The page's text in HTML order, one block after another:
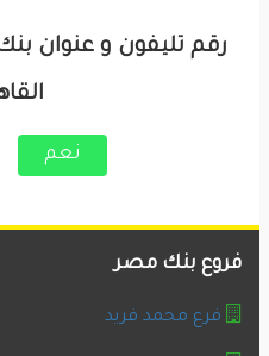
رقم تليفون و عنوان
نعم
فروع بنك مصر
فرع محمد فريد